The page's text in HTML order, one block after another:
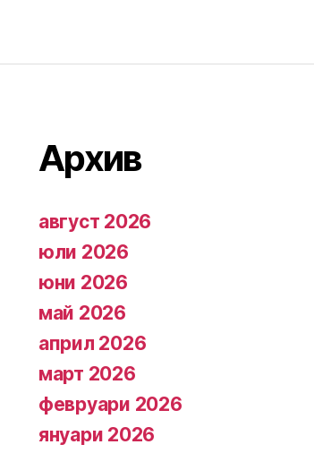
Архив
август 2026
юли 2026
юни 2026
май 2026
април 2026
март 2026
февруари 2026
януари 2026